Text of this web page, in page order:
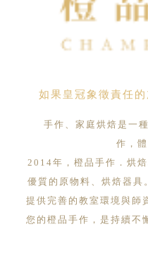
如果皇冠象徵責任
手作、家庭烘焙是一種
作，
2014年，橙品手作．烘
優質的原物料、烘焙器
提供完善的教室環境與師
您的橙品手作，是持續不